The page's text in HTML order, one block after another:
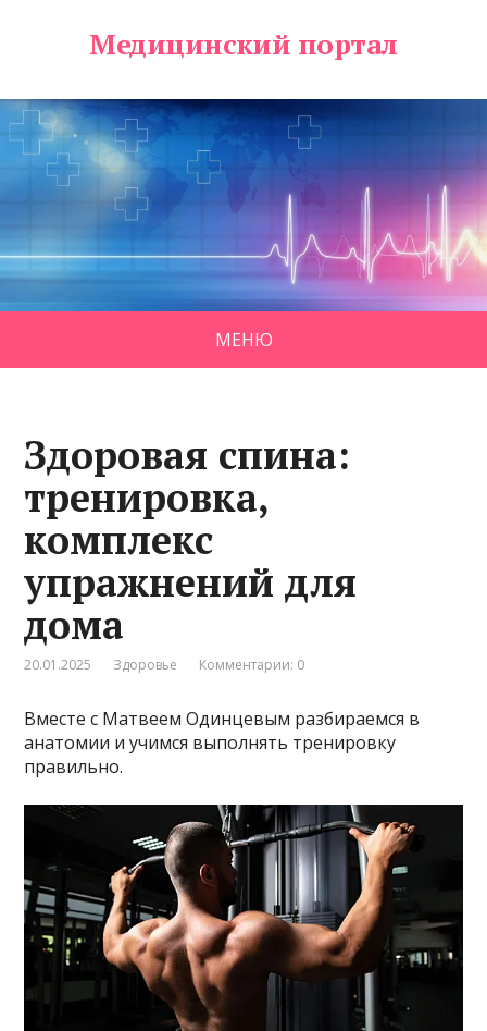
Медицинский портал
МЕНЮ
Здоровая спина:
тренировка,
комплекс
упражнений для
дома
20.01.2025 Здоровье Комментарии: 0
Вместе с Матвеем Одинцевым разбираемся в
анатомии и учимся выполнять тренировку
правильно.